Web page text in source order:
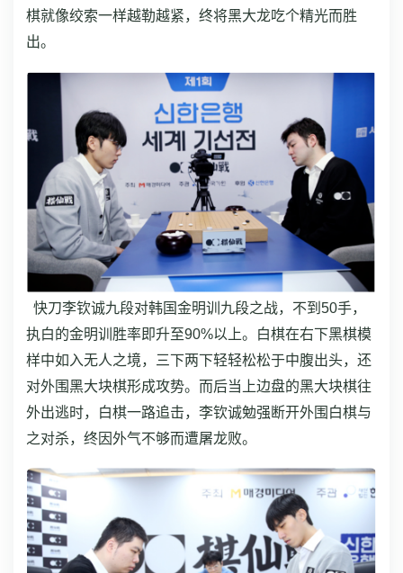
棋就像绞索一样越勒越紧，终将黑大龙吃个精光而胜
出。
快刀李钦诚九段对韩国金明训九段之战，不到50手，
执白的金明训胜率即升至90%以上。白棋在右下黑棋模
样中如入无人之境，三下两下轻轻松松于中腹出头，还
对外围黑大块棋形成攻势。而后当上边盘的黑大块棋往
外出逃时，白棋一路追击，李钦诚勉强断开外围白棋与
之对杀，终因外气不够而遭屠龙败。